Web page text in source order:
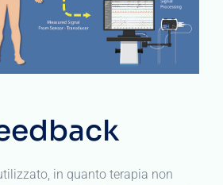
in quanto terapia non